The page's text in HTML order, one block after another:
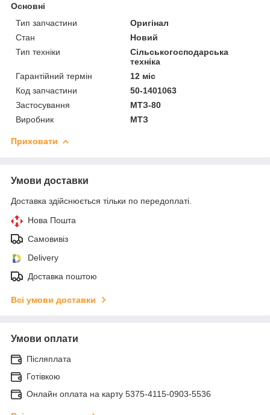
Основні
Тип запчастини
Оригінал
Стан
Новий
Тип техніки
Сільськогосподарська
техніка
Гарантійний термін
12 міс
Код запчастини
50-1401063
Застосування
МТЗ-80
Виробник
МТЗ
Приховати
Умови доставки
Доставка здійснюється тільки по передоплаті.
Нова Пошта
Самовивіз
Delivery
Доставка поштою
Всі умови доставки
Умови оплати
Післяплата
Готівкою
Онлайн оплата на карту 5375-4115-0903-5536